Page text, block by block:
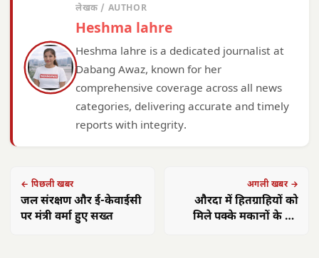
लेखक / AUTHOR
Heshma lahre
Heshma lahre is a dedicated journalist at
Dabang Awaz, known for her
comprehensive coverage across all news
categories, delivering accurate and timely
reports with integrity.
← पिछली खबर
जल संरक्षण और ई-केवाईसी
पर मंत्री वर्मा हुए सख्त
अगली खबर →
औरदा में हितग्राहियों को
मिले पक्के मकानों के नए